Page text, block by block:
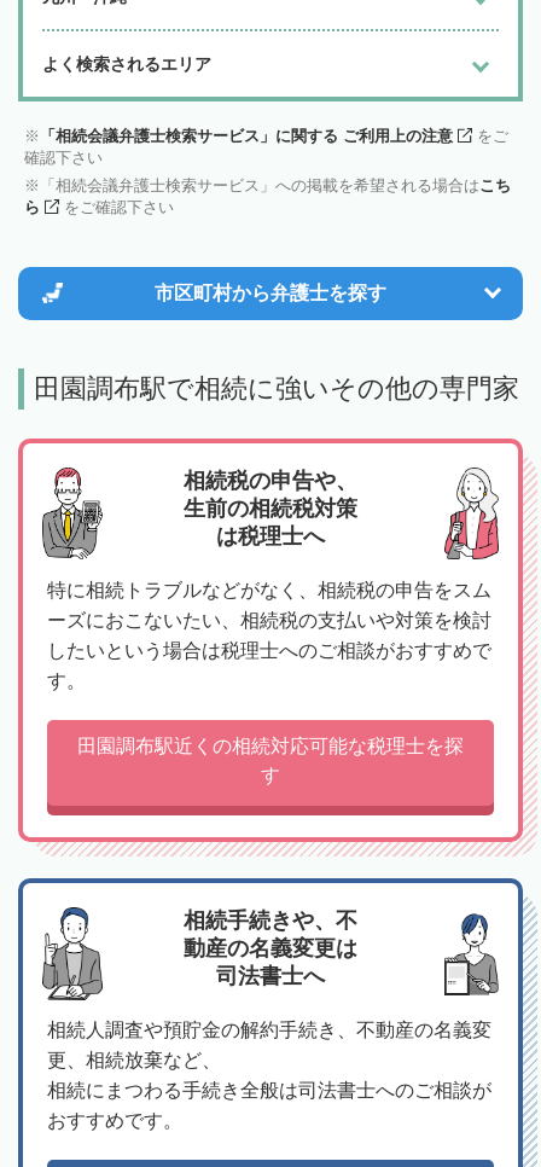
よく検索されるエリア
「相続会議弁護士検索サービス」に関する ご利用上の注意
をご
確認下さい
「相続会議弁護士検索サービス」への掲載を希望される場合はこち
ら
をご確認下さい
市区町村から弁護士を探す
田園調布駅で相続に強いその他の専門家
相続税の申告や、
生前の相続税対策
は税理士へ
特に相続トラブルなどがなく、相続税の申告をスム
ーズにおこないたい、相続税の支払いや対策を検討
したいという場合は税理士へのご相談がおすすめで
す。
田園調布駅近くの相続対応可能な税理士を探
す
相続手続きや、不
動産の名義変更は
司法書士へ
相続人調査や預貯金の解約手続き、不動産の名義変
更、相続放棄など、
相続にまつわる手続き全般は司法書士へのご相談が
おすすめです。